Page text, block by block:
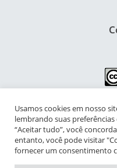
NIPIAC – Núcleo
Adolescência
Universidade Federal do Rio
Usamos cookies em nosso
lembrando suas
“Aceitar tudo”, você
entanto, você pode visitar
fornecer um consentimento